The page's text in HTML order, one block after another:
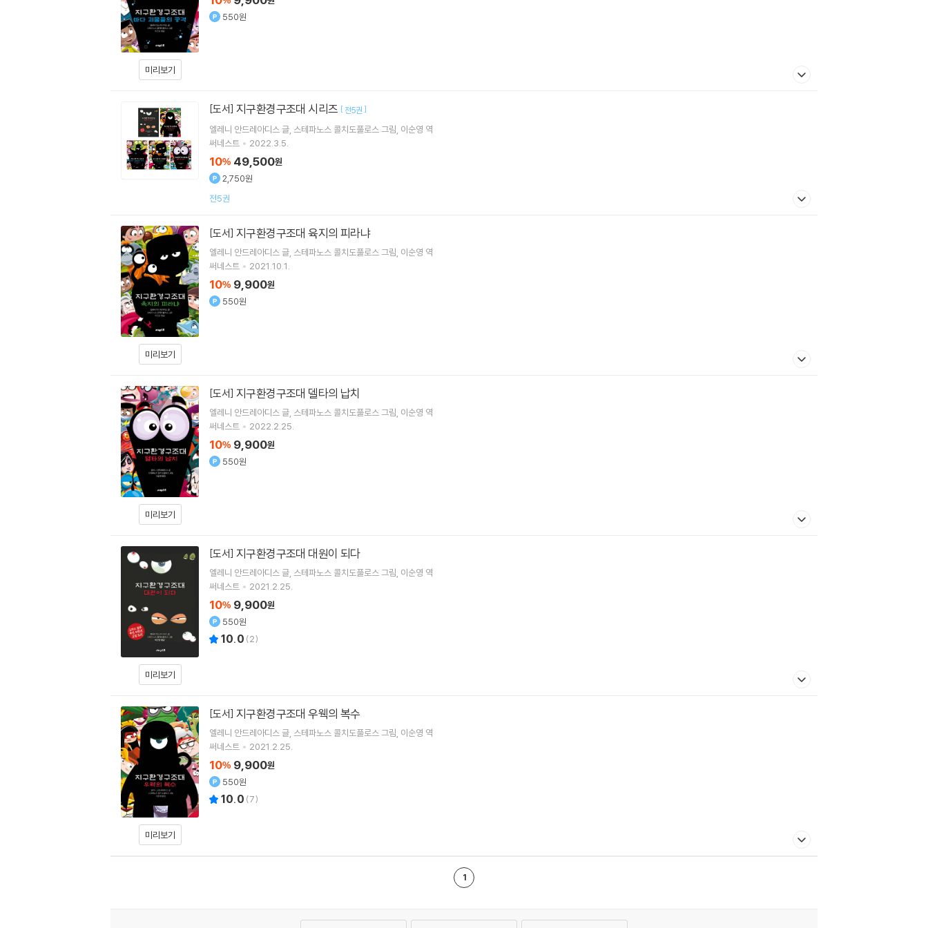
미리보기
550원
[도서] 지구환경구조대 시리즈 [ 전5권 ]
엘레니 안드레아디스 글 스테파노스 콜치도풀로스 그림 이순영 역
써네스트
2022.3.5.
10% 49,500원
2,750원
전5권
미리보기
[도서] 지구환경구조대 육지의 피라냐
엘레니 안드레아디스 글 스테파노스 콜치도풀로스 그림 이순영 역
써네스트
2021.10.1.
10% 9,900원
550원
미리보기
[도서] 지구환경구조대 델타의 납치
엘레니 안드레아디스 글 스테파노스 콜치도풀로스 그림 이순영 역
써네스트
2022.2.25.
10% 9,900원
550원
미리보기
[도서] 지구환경구조대 대원이 되다
엘레니 안드레아디스 글 스테파노스 콜치도풀로스 그림 이순영 역
써네스트
2021.2.25.
10% 9,900원
550원
10.0 (2)
미리보기
[도서] 지구환경구조대 우웩의 복수
엘레니 안드레아디스 글 스테파노스 콜치도풀로스 그림 이순영 역
써네스트
2021.2.25.
10% 9,900원
550원
10.0 (7)
1